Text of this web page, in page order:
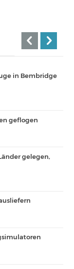
in Bembridge
geflogen
gelegen,